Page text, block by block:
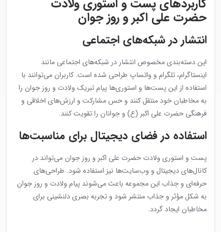
کاربردهای پست و استوری ولادت
حضرت علی اکبر و روز جوان
انتشار در شبکه‌های اجتماعی
این دسته‌بندی مخصوص انتشار در شبکه‌های اجتماعی مانند
اینستاگرام، تلگرام و واتساپ طراحی شده است. کاربران می‌توانند با
استفاده از این پست‌ها و استوری‌ها پیام تبریک ولادت و روز جوان را
به مخاطبان خود منتقل کنند و حس مشارکت و ارزش‌های اخلاقی و
فرهنگی حضرت علی اکبر (ع) و جوانان را تقویت کنند.
استفاده در فضای دیجیتال برای مناسبت‌ها
پست و استوری ولادت حضرت علی اکبر و روز جوان می‌تواند در
کانال‌های دیجیتال و وب‌سایت‌ها نیز استفاده شود. طراحی‌های
حرفه‌ای و جذاب این مجموعه باعث می‌شوند پیام ولادت و روز جوان
به شکل مؤثر و جذاب منتشر شود و تجربه بصری دلنشینی برای
مخاطبان ایجاد گردد.